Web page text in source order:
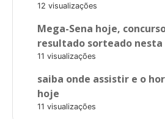
12 visualizações
Mega-Sena hoje,
resultado sorteado nesta
11 visualizações
saiba onde assistir e o
hoje
11 visualizações